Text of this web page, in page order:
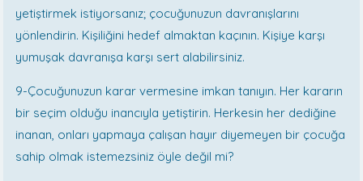
yetiştirmek istiyorsanız; çocuğunuzun davranışlarını
yönlendirin. Kişiliğini hedef almaktan kaçının. Kişiye karşı
yumuşak davranışa karşı sert alabilirsiniz.
9-Çocuğunuzun karar vermesine imkan tanıyın. Her kararın
bir seçim olduğu inancıyla yetiştirin. Herkesin her dediğine
inanan, onları yapmaya çalışan hayır diyemeyen bir çocuğa
sahip olmak istemezsiniz öyle değil mi?